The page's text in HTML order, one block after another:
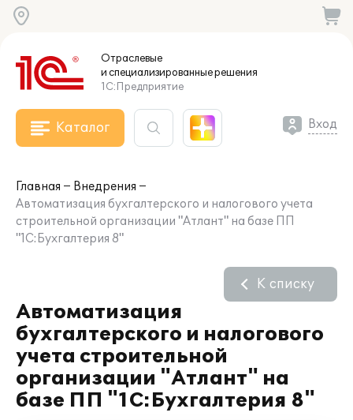
Отраслевые
и специализированныерешения
1С:Предприятие
Каталог Вход
Главная
Внедрения
Автоматизация бухгалтерского и налогового учета
строительной организации "Атлант" на базе ПП
"1С:Бухгалтерия 8"
Автоматизация
бухгалтерского и налогового
учета строительной
организации "Атлант" на
базе ПП "1С:Бухгалтерия 8"
К списку